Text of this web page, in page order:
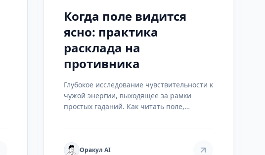
Когда поле видится
ясно: практика
расклада на
противника
Глубокое исследование чувствительности к
чужой энергии, выходящее за рамки
простых гаданий. Как читать поле,
Оракул AI